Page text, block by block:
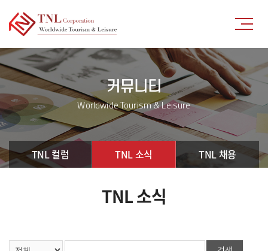
커뮤니티
Worldwide Tourism & Leisure
TNL 컬럼 TNL 소식 TNL 채용
TNL 소식